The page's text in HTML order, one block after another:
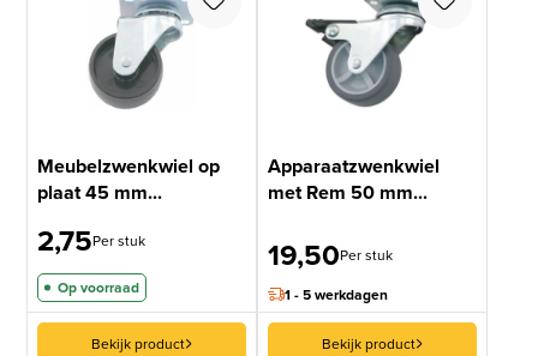
Meubelzwenkwiel op
plaat 45 mm...
2,75Per stuk
Op voorraad
Bekijk product
Apparaatzwenkwiel
met Rem 50 mm...
19,50Per stuk
1 - 5 werkdagen
Bekijk product